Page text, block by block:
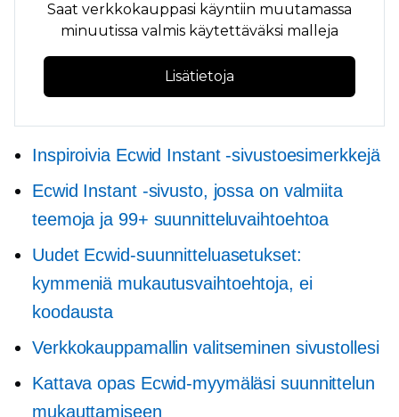
Saat verkkokauppasi käyntiin muutamassa
minuutissa valmis käytettäväksi malleja
Lisätietoja
Inspiroivia Ecwid Instant -sivustoesimerkkejä
Ecwid Instant -sivusto, jossa on valmiita
teemoja ja 99+ suunnitteluvaihtoehtoa
Uudet Ecwid-suunnitteluasetukset:
kymmeniä mukautusvaihtoehtoja, ei
koodausta
Verkkokauppamallin valitseminen sivustollesi
Kattava opas Ecwid-myymäläsi suunnittelun
mukauttamiseen